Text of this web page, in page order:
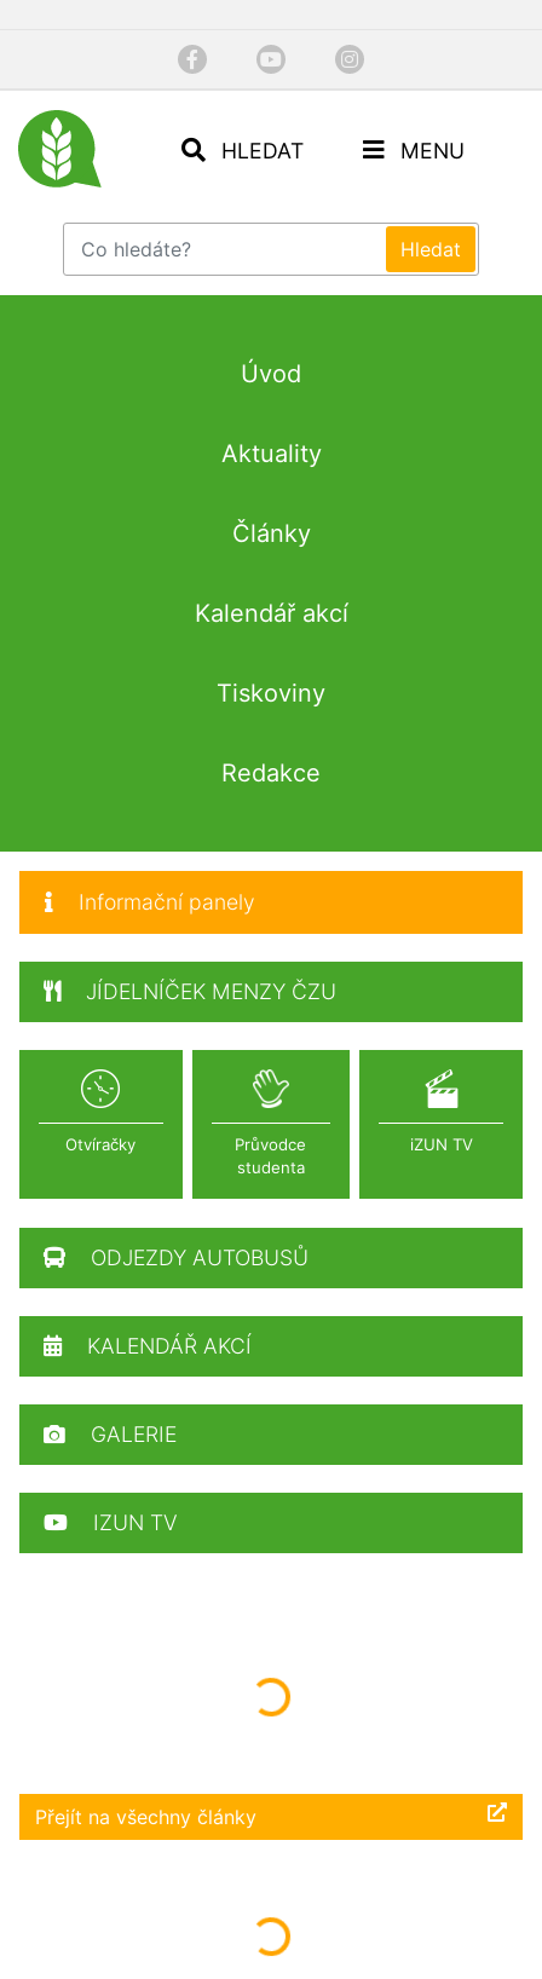
HLEDAT MENU
Úvod
Aktuality
Články
Kalendář akcí
Tiskoviny
Redakce
Načítám...
Přejít na všechny články
Načítám...
Informační panely
JÍDELNÍČEK MENZY ČZU
Otvíračky
Průvodce
studenta
iZUN TV
ODJEZDY AUTOBUSŮ
KALENDÁŘ AKCÍ
GALERIE
IZUN TV